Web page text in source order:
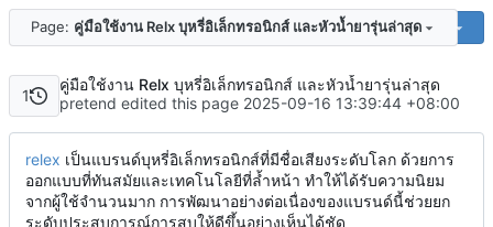
Page: คู่มือใช้งาน Relx บุหรี่อิเล็กทรอนิกส์ และหัวน้ำยารุ่นล่าสุดCode
1
คู่มือใช้งาน Relx บุหรี่อิเล็กทรอนิกส์ และหัวน้ำยารุ่นล่าสุด
pretend edited this page 2025-09-16 13:39:44 +08:00
relex เป็นแบรนด์บุหรี่อิเล็กทรอนิกส์ที่มีชื่อเสียงระดับโลก ด้วยการ
ออกแบบที่ทันสมัยและเทคโนโลยีที่ล้ำหน้า ทำให้ได้รับความนิยม
จากผู้ใช้จำนวนมาก การพัฒนาอย่างต่อเนื่องของแบรนด์นี้ช่วยยก
ระดับประสบการณ์การสูบให้ดีขึ้นอย่างเห็นได้ชัด